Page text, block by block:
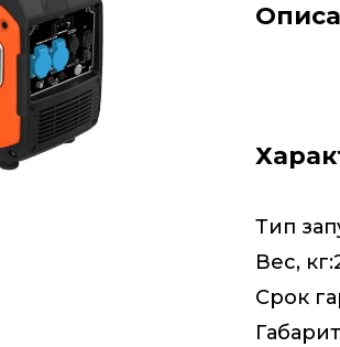
Тип
Вес,
Срок